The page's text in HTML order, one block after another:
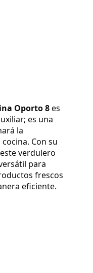
Oporto 8 es
es una
la
Con su
verdulero
para
frescos
eficiente.